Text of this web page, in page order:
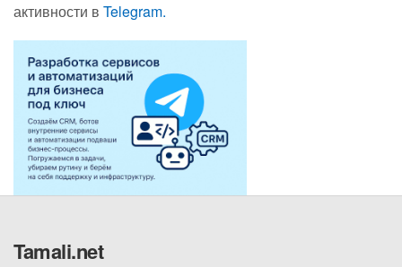
активности в Telegram.
Tamali.net